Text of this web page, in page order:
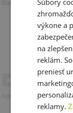
Magda
Když
o dost
kořeni, ale
doporučuju :)
Eliška
Perníček,
výkone a
na
reklám.
preniesť
reklamy.